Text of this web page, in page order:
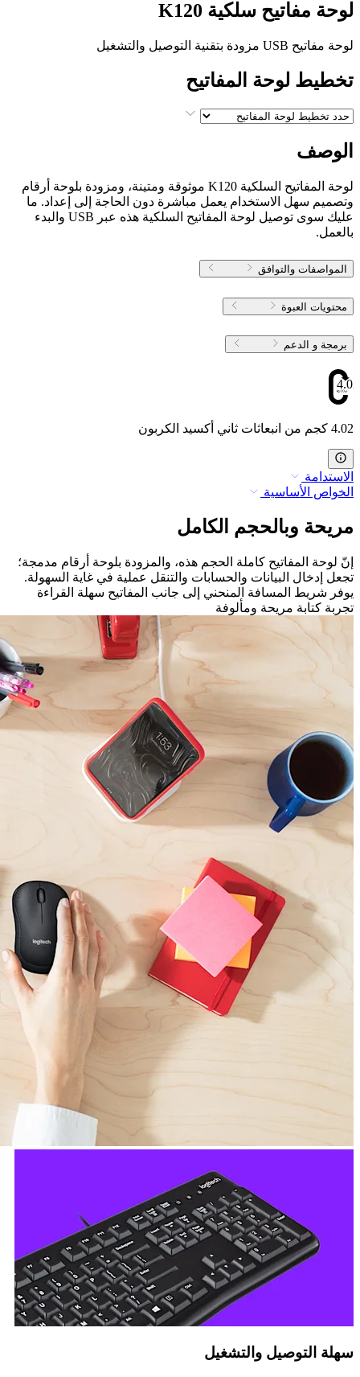
لوحة مفاتيح سلكية K120
لوحة مفاتيح USB مزودة بتقنية التوصيل والتشغيل
تخطيط لوحة المفاتيح
الوصف
لوحة المفاتيح السلكية K120 موثوقة ومتينة، ومزودة بلوحة أرقام
وتصميم سهل الاستخدام يعمل مباشرة دون الحاجة إلى إعداد. ما
عليك سوى توصيل لوحة المفاتيح السلكية هذه عبر USB والبدء
بالعمل.
المواصفات والتوافق
محتويات العبوة
برمجة و الدعم
4.02
4.02 كجم من انبعاثات ثاني أكسيد الكربون
الاستدامة
الخواص الأساسية
مريحة وبالحجم الكامل
إنّ لوحة المفاتيح كاملة الحجم هذه، والمزودة بلوحة أرقام مدمجة؛
تجعل إدخال البيانات والحسابات والتنقل عملية في غاية السهولة.
يوفر شريط المسافة المنحني إلى جانب المفاتيح سهلة القراءة
تجربة كتابة مريحة ومألوفة
سهلة التوصيل والتشغيل